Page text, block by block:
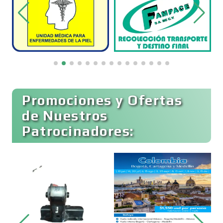
Clínicas de Rehabilitación
Clínicas y Hospitales
Clubes Deportivos
Cocinas Integrales
Combustibles y Lubricantes
Compresores de aire
Promociones y Ofertas
de Nuestros
Patrocinadores: